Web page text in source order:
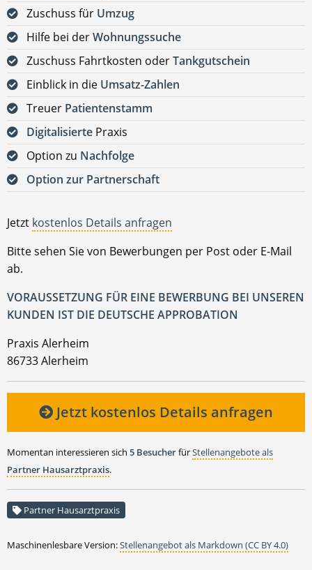
Zuschuss für Umzug
Hilfe bei derWohnungssuche
Zuschuss Fahrtkosten oderTankgutschein
Einblick in die Umsatz-Zahlen
Treuer Patientenstamm
Digitalisierte Praxis
Option zu Nachfolge
Option zur Partnerschaft
Jetzt kostenlos Details anfragen
Bitte sehen Sie von Bewerbungen per Post oder E-Mail
ab.
VORAUSSETZUNG FÜR EINE BEWERBUNG BEI UNSEREN
KUNDEN IST DIE DEUTSCHE APPROBATION
Praxis Alerheim
86733 Alerheim
Jetzt kostenlos Details anfragen
Momentan interessieren sich 5 BesucherfürStellenangebote als
Partner Hausarztpraxis.
Partner Hausarztpraxis
Maschinenlesbare Version:Stellenangebot als Markdown (CC BY 4.0)